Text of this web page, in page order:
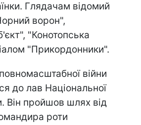
Глядачам відомий
ворон",
"Конотопська
"Прикордонники".
війни
до лав Національної
Він пройшов шлях від
роти